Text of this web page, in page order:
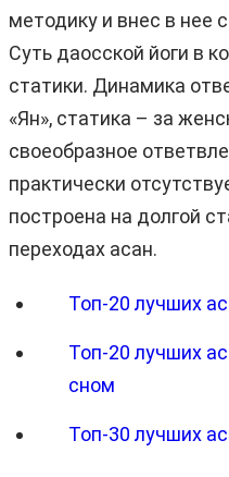
методику и внес в нее
Суть даосской йоги в
статики. Динамика
«Ян», статика – за
своеобразное
практически
построена на долгой
переходах асан.
Топ-20 лучших
Топ-20 лучших
сном
Топ-30 лучших